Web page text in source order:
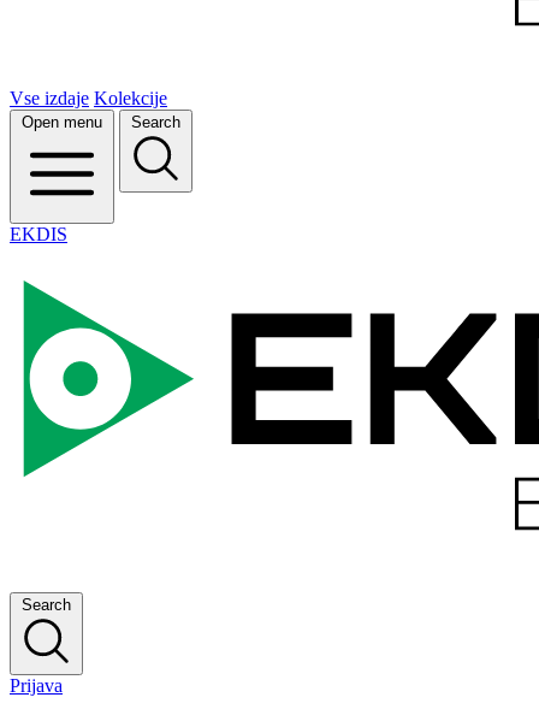
Vse izdaje Kolekcije
Open menu Search
EKDIS
Search
Prijava